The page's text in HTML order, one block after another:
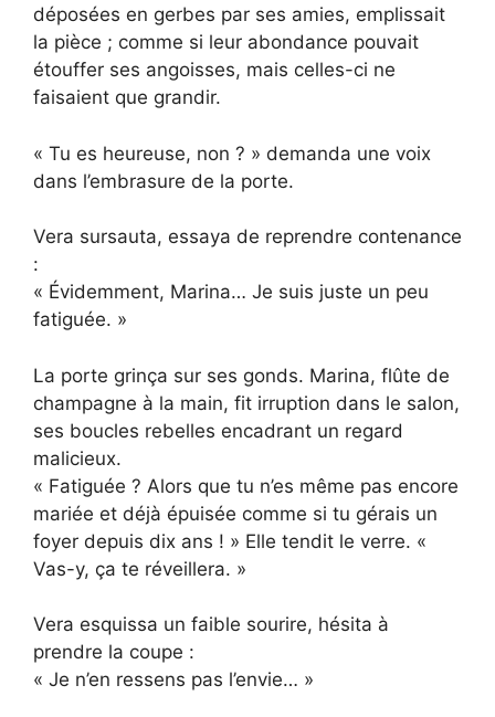
déposées en gerbes par ses amies, emplissait
la pièce ; comme si leur abondance pouvait
étouffer ses angoisses, mais celles-ci ne
faisaient que grandir.
« Tu es heureuse, non ? » demanda une voix
dans l’embrasure de la porte.
Vera sursauta, essaya de reprendre contenance
:
« Évidemment, Marina… Je suis juste un peu
fatiguée. »
La porte grinça sur ses gonds. Marina, flûte de
champagne à la main, fit irruption dans le salon,
ses boucles rebelles encadrant un regard
malicieux.
« Fatiguée ? Alors que tu n’es même pas encore
mariée et déjà épuisée comme si tu gérais un
foyer depuis dix ans ! » Elle tendit le verre. «
Vas-y, ça te réveillera. »
Vera esquissa un faible sourire, hésita à
prendre la coupe :
« Je n’en ressens pas l’envie… »